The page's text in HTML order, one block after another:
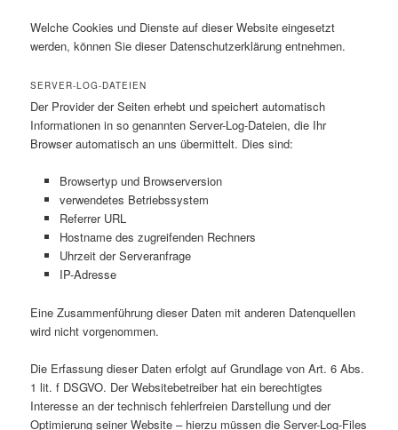
Welche Cookies und Dienste auf dieser Website eingesetzt
werden, können Sie dieser Datenschutzerklärung entnehmen.
SERVER-LOG-DATEIEN
Der Provider der Seiten erhebt und speichert automatisch
Informationen in so genannten Server-Log-Dateien, die Ihr
Browser automatisch an uns übermittelt. Dies sind:
Browsertyp und Browserversion
verwendetes Betriebssystem
Referrer URL
Hostname des zugreifenden Rechners
Uhrzeit der Serveranfrage
IP-Adresse
Eine Zusammenführung dieser Daten mit anderen Datenquellen
wird nicht vorgenommen.
Die Erfassung dieser Daten erfolgt auf Grundlage von Art. 6 Abs.
1 lit. f DSGVO. Der Websitebetreiber hat ein berechtigtes
Interesse an der technisch fehlerfreien Darstellung und der
Optimierung seiner Website – hierzu müssen die Server-Log-Files